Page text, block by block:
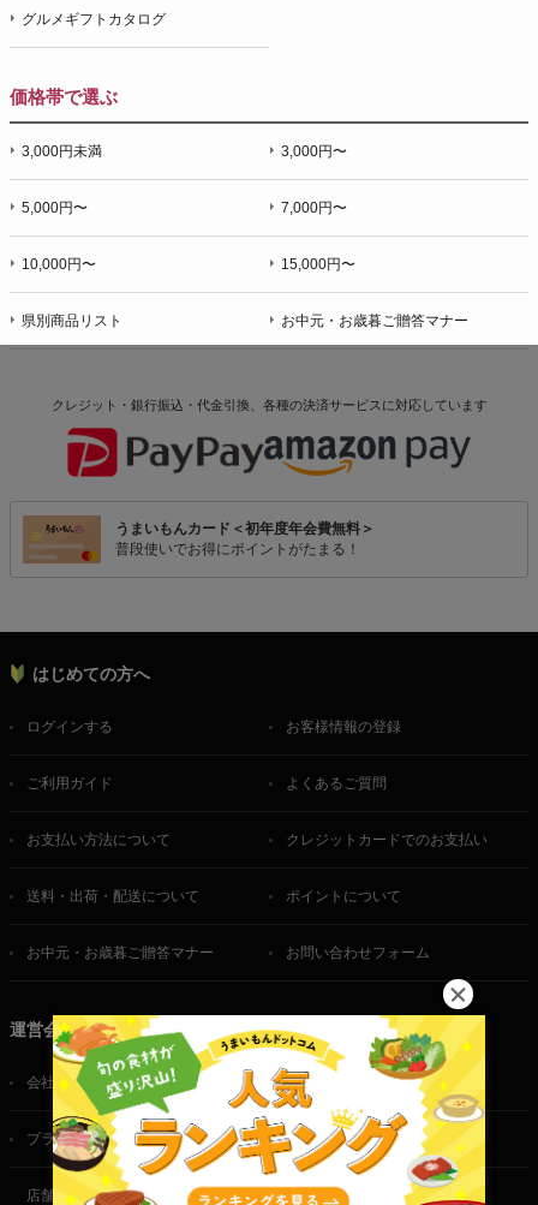
グルメギフトカタログ
価格帯で選ぶ
3,000円未満 3,000円〜
5,000円〜 7,000円〜
10,000円〜 15,000円〜
県別商品リスト お中元・お歳暮ご贈答マナー
クレジット・銀行振込・代金引換、各種の決済サービスに対応しています
うまいもんカード＜初年度年会費無料＞
普段使いでお得にポイントがたまる！
はじめての方へ
ログインする お客様情報の登録
ご利用ガイド よくあるご質問
お支払い方法について クレジットカードでのお支払い
送料・出荷・配送について ポイントについて
お中元・お歳暮ご贈答マナー お問い合わせフォーム
運営会社
会社概要 ご利用規約
プライバシーポリシー 特定商取引法に基づく表記
店舗・法人・生産者様